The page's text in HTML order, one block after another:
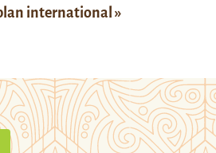
international »